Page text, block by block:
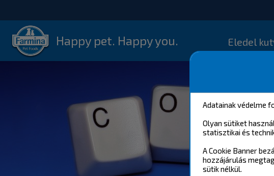
Adatainak védelme
Olyan sütiket
statisztikai és
A Cookie Banner
hozzájárulás
sütik nélkül.
Happy pet. Happy you. Eledel